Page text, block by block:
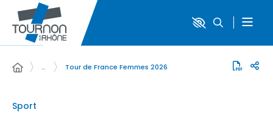
… Tour de France Femmes 2026
Sport